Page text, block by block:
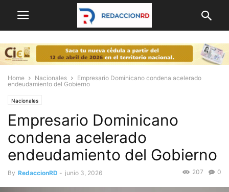
Home Nacionales
Empresario Dominicano condena acelerado
endeudamiento del Gobierno
Nacionales
Empresario Dominicano
condena acelerado
endeudamiento del Gobierno
By RedaccionRD - junio 3, 2026 0
207